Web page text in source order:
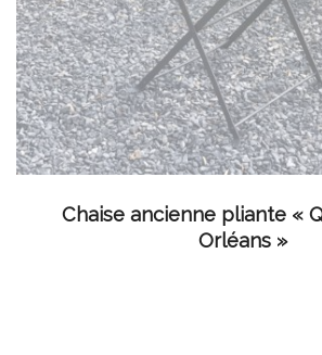
LIRE LA SUITE
Chaise ancienne pliante «
Orléans »